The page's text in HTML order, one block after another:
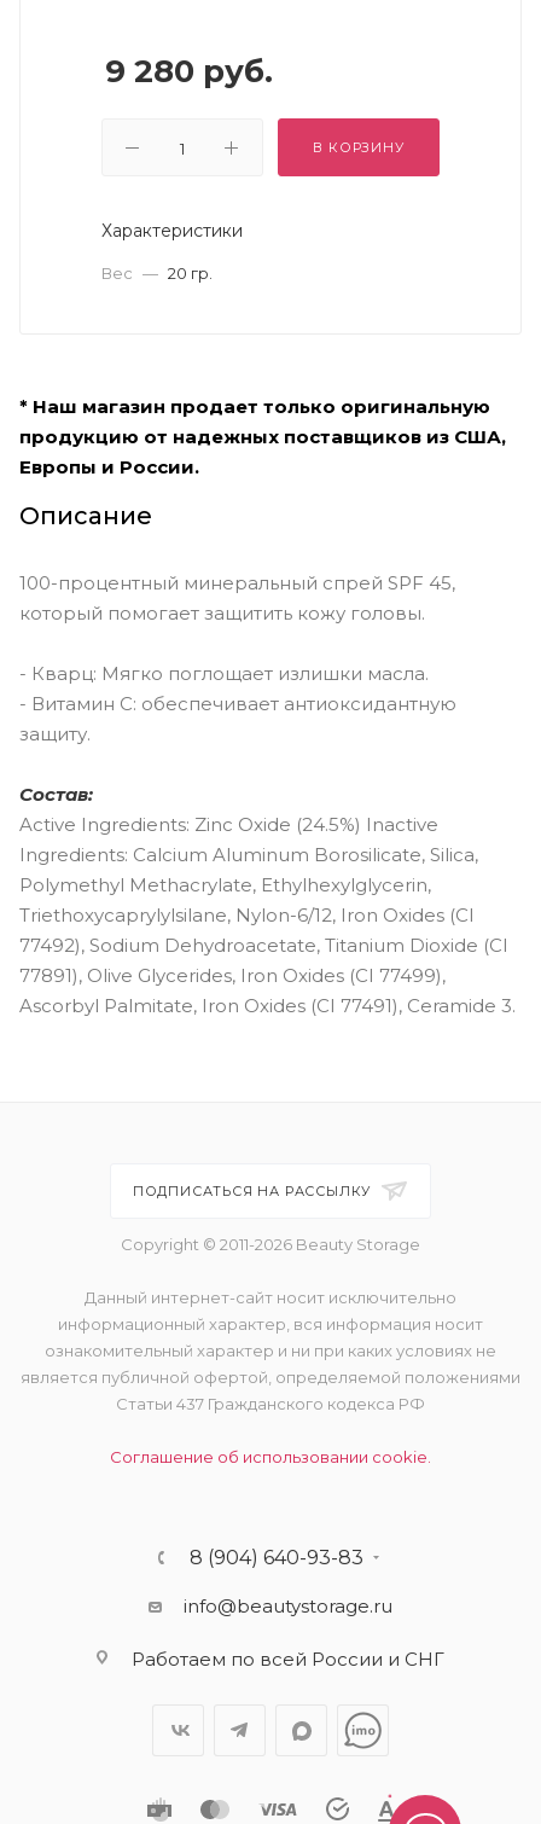
9 280 руб.
В КОРЗИНУ
Характеристики
Вес — 20 гр.
* Наш магазин продает только оригинальную
продукцию от надежных поставщиков из США,
Европы и России.
Описание
100-процентный минеральный спрей SPF 45,
который помогает защитить кожу головы.
- Кварц: Мягко поглощает излишки масла.
- Витамин С: обеспечивает антиоксидантную
защиту.
Состав:
Active Ingredients: Zinc Oxide (24.5%) Inactive
Ingredients: Calcium Aluminum Borosilicate, Silica,
Polymethyl Methacrylate, Ethylhexylglycerin,
Triethoxycaprylylsilane, Nylon-6/12, Iron Oxides (CI
77492), Sodium Dehydroacetate, Titanium Dioxide (CI
77891), Olive Glycerides, Iron Oxides (CI 77499),
Ascorbyl Palmitate, Iron Oxides (CI 77491), Ceramide 3.
ПОДПИСАТЬСЯ НА РАССЫЛКУ
Copyright © 2011-2026 Beauty Storage
Данный интернет-сайт носит исключительно
информационный характер, вся информация носит
ознакомительный характер и ни при каких условиях не
является публичной офертой, определяемой положениями
Статьи 437 Гражданского кодекса РФ
Соглашение об использовании cookie.
8 (904) 640-93-83
info@beautystorage.ru
Работаем по всей России и СНГ